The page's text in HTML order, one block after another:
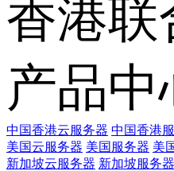
香港联
产品中
中国香港云服务器 中国香港
美国云服务器 美国服务器 美
新加坡云服务器 新加坡服务器